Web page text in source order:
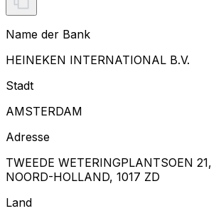
Name der Bank
HEINEKEN INTERNATIONAL B.V.
Stadt
AMSTERDAM
Adresse
TWEEDE WETERINGPLANTSOEN
NOORD-HOLLAND, 1017 ZD
Land